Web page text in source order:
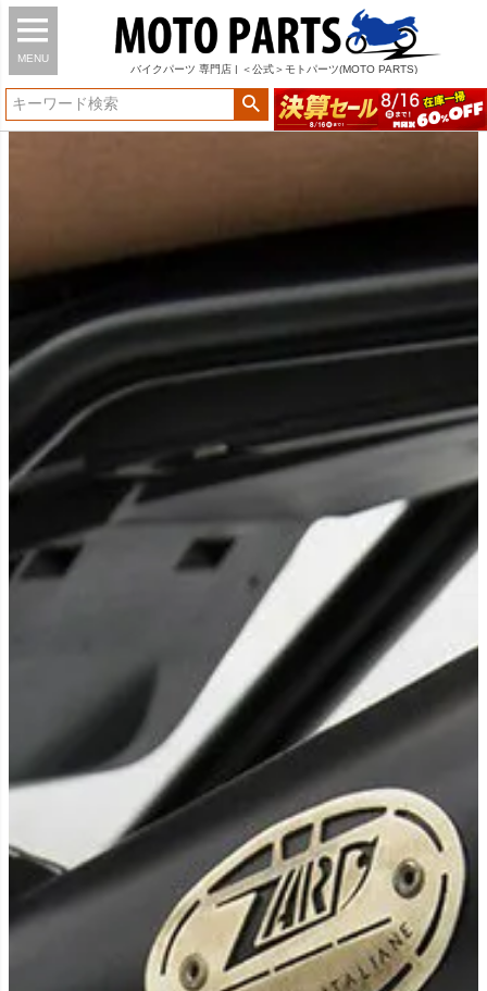
MENU
バイク パーツ 専門店 | ＜公式＞モトパーツ(MOTO PARTS)